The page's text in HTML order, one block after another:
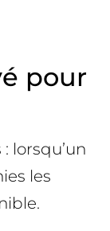
pour
lorsqu’un
les